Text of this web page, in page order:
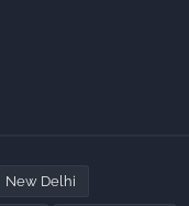
New Delhi